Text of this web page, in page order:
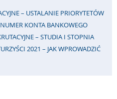
– USTALANIE PRIORYTETÓW
KONTA BANKOWEGO
– STUDIA I STOPNIA
2021 – JAK WPROWADZIĆ